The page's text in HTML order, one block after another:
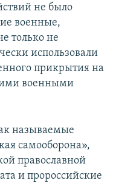
не было
военные,
только не
использовали
прикрытия на
военными
называемые
самооборона»,
православной
и пророссийские